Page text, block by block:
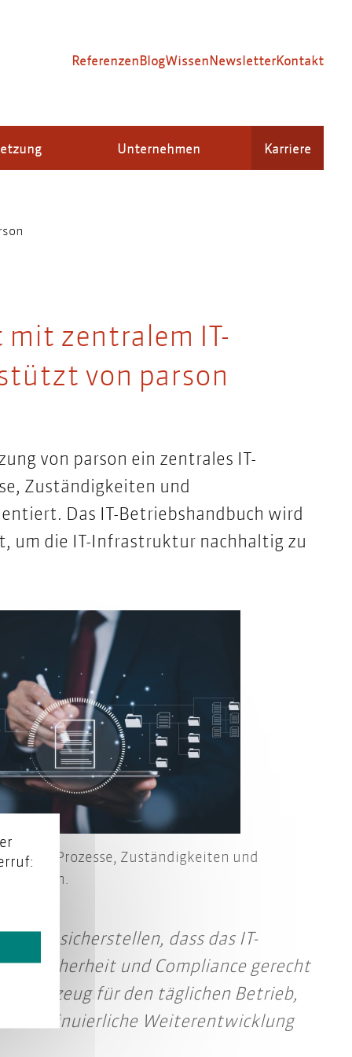
Unternehmen Karriere
ReferenzenBlogWissenNewsletterKontakt
mit zentralem IT-
von parson
von parson ein zentrales IT-
Zuständigkeiten und
Das IT-Betriebshandbuch wird
die IT-Infrastruktur nachhaltig zu
Prozesse, Zuständigkeiten und
wir sicherstellen, dass das IT-
Sicherheit und Compliance gerecht
Werkzeug für den täglichen Betrieb,
kontinuierliche Weiterentwicklung